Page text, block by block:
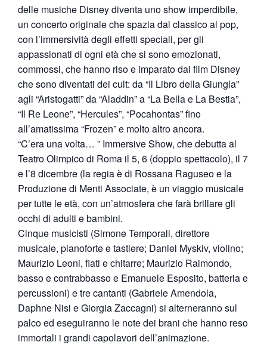
delle musiche Disney diventa uno show imperdibile,
un concerto originale che spazia dal classico al pop,
con l’immersività degli effetti speciali, per gli
appassionati di ogni età che si sono emozionati,
commossi, che hanno riso e imparato dai film Disney
che sono diventati dei cult: da “Il Libro della Giungla”
agli “Aristogatti” da “Aladdin” a “La Bella e La Bestia”,
“Il Re Leone”, “Hercules”, “Pocahontas” fino
all’amatissima “Frozen” e molto altro ancora.
“C’era una volta… ” Immersive Show, che debutta al
Teatro Olimpico di Roma il 5, 6 (doppio spettacolo), il 7
e l’8 dicembre (la regia è di Rossana Raguseo e la
Produzione di Menti Associate, è un viaggio musicale
per tutte le età, con un’atmosfera che farà brillare gli
occhi di adulti e bambini.
Cinque musicisti (Simone Temporali, direttore
musicale, pianoforte e tastiere; Daniel Myskiv, violino;
Maurizio Leoni, fiati e chitarre; Maurizio Raimondo,
basso e contrabbasso e Emanuele Esposito, batteria e
percussioni) e tre cantanti (Gabriele Amendola,
Daphne Nisi e Giorgia Zaccagni) si alterneranno sul
palco ed eseguiranno le note dei brani che hanno reso
immortali i grandi capolavori dell’animazione.